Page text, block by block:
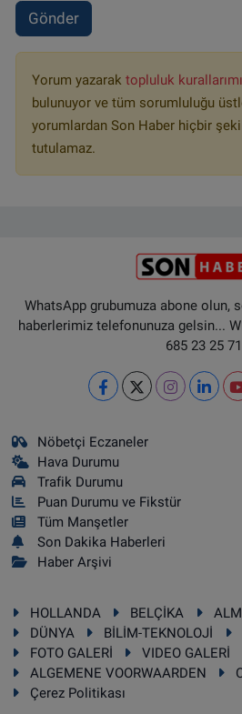
Gönder
Yorum yazarak topluluk
bulunuyor ve tüm sorumluluğu
yorumlardan Son Haber hiçbir
tutulamaz.
WhatsApp grubumuza abone olun,
haberlerimiz telefonunuza gelsin...
685 23 25 71
Nöbetçi Eczaneler
Hava Durumu
Trafik Durumu
Puan Durumu ve Fikstür
Tüm Manşetler
Son Dakika Haberleri
Haber Arşivi
HOLLANDA BELÇİKA
DÜNYA
BİLİM-TEKNOLOJİ
FOTO GALERİ
VIDEO GALERİ
ALGEMENE VOORWAARDEN
Çerez Politikası